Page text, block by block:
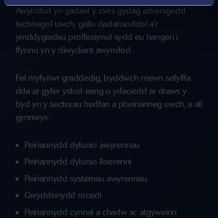
Awyrofod yn gadael y cwrs gydag arbenigedd
technegol uwch, gallu dadansoddol a'r
ymddygiadau proffesiynol sydd eu hangen i
ffynnu yn y diwydiant awyrofod.
Fel myfyriwr graddedig, byddwch mewn sefyllfa
dda ar gyfer ystod eang o yrfaoedd ar draws y
byd yn y sectorau hedfan a pheirianneg uwch, a all
gynnwys:
Peiriannydd dylunio awyrennau
Peiriannydd dylunio lloerenni
Peiriannydd systemau awyrennau
Gwyddonydd rocedi
Peiriannydd cynnal a chadw ac atgyweirio